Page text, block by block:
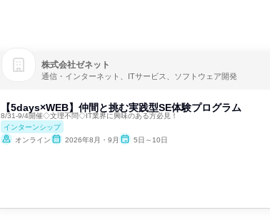
株式会社ゼネット
通信・インターネット、ITサービス、ソフトウェア開発
【5days×WEB】仲間と挑む実践型SE体験プログラム
8/31-9/4開催◇文理不問◇IT業界に興味のある方必見！
インターンシップ
オンライン
2026年8月・9月 5日～10日